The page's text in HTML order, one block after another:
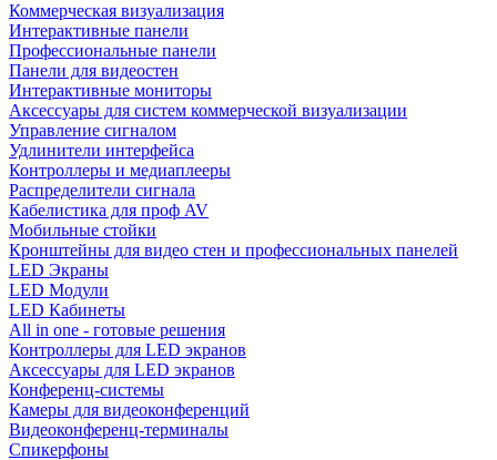
Коммерческая визуализация
Интерактивные панели
Профессиональные панели
Панели для видеостен
Интерактивные мониторы
Аксессуары для систем коммерческой визуализации
Управление сигналом
Удлинители интерфейса
Контроллеры и медиаплееры
Распределители сигнала
Кабелистика для проф AV
Мобильные стойки
Кронштейны для видео стен и профессиональных панелей
LED Экраны
LED Модули
LED Кабинеты
All in one - готовые решения
Контроллеры для LED экранов
Аксессуары для LED экранов
Конференц-системы
Камеры для видеоконференций
Видеоконференц-терминалы
Спикерфоны